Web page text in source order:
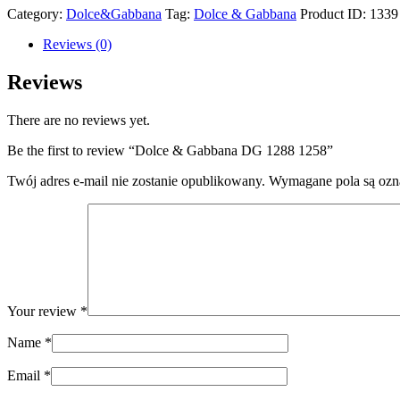
Category: Dolce&Gabbana Tag: Dolce & Gabbana Product ID: 1339
Reviews (0)
Reviews
There are no reviews yet.
Be the first to review “Dolce & Gabbana DG 1288 1258”
Twój adres e-mail nie zostanie opublikowany. Wymagane pola są
Your review *
Name *
Email *